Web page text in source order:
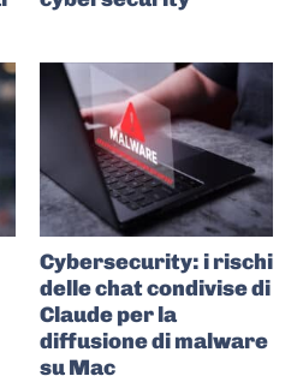
Cybersecurity: i rischi
delle chat condivise di
Claude per la
diffusione di malware
su Mac